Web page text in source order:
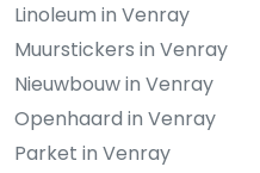
Linoleum in Venray
Muurstickers in Venray
Nieuwbouw in Venray
Openhaard in Venray
Parket in Venray